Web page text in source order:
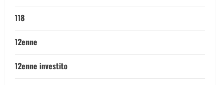
118
12enne
12enne investito